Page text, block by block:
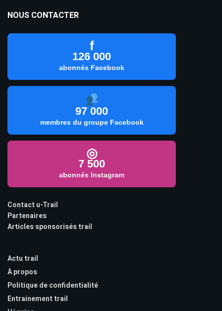
NOUS CONTACTER
f
126 000
abonnés Facebook
97 000
membres du groupe Facebook
◎
7 500
abonnés Instagram
Contact u-Trail
Partenaires
Articles sponsorisés trail
Actu trail
À propos
Politique de confidentialité
Entrainement trail